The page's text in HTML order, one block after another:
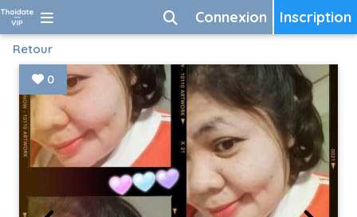
Inscription
Connexion
Retour
0